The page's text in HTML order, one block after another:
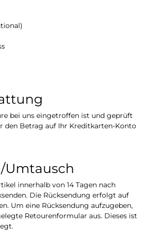
bei uns eingetroffen ist und geprüft
den Betrag auf Ihr Kreditkarten-Konto
Umtausch
innerhalb von 14 Tagen nach
Die Rücksendung erfolgt auf
Um eine Rücksendung aufzugeben,
Retourenformular aus. Dieses ist